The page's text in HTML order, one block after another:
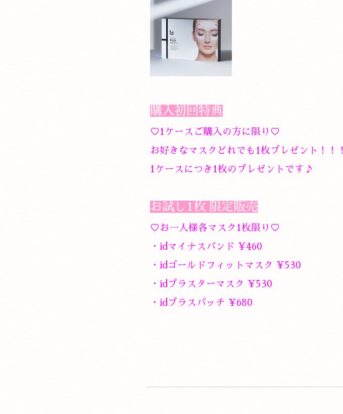
購入初回特典
♡1ケースご購入の方に限り♡
お好きなマスクどれでも1枚プレゼント！！！
1ケースにつき1枚のプレゼントです♪
お試し1枚 限定販売
♡お一人様各マスク1枚限り♡
・idマイナスバンド ¥460
・idゴールドフィットマスク ¥530
・idプラスターマスク ¥530
・idプラスパッチ ¥680